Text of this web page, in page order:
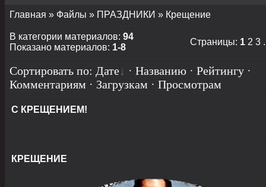
Главная » Файлы » ПРАЗДНИКИ » Крещение
В категории материалов: 94
Показано материалов: 1-8
Страницы: 1 2 3
Сортировать по: Дате · Названию · Рейтингу ·
Комментариям · Загрузкам · Просмотрам
С КРЕЩЕНИЕМ!
КРЕЩЕНИЕ